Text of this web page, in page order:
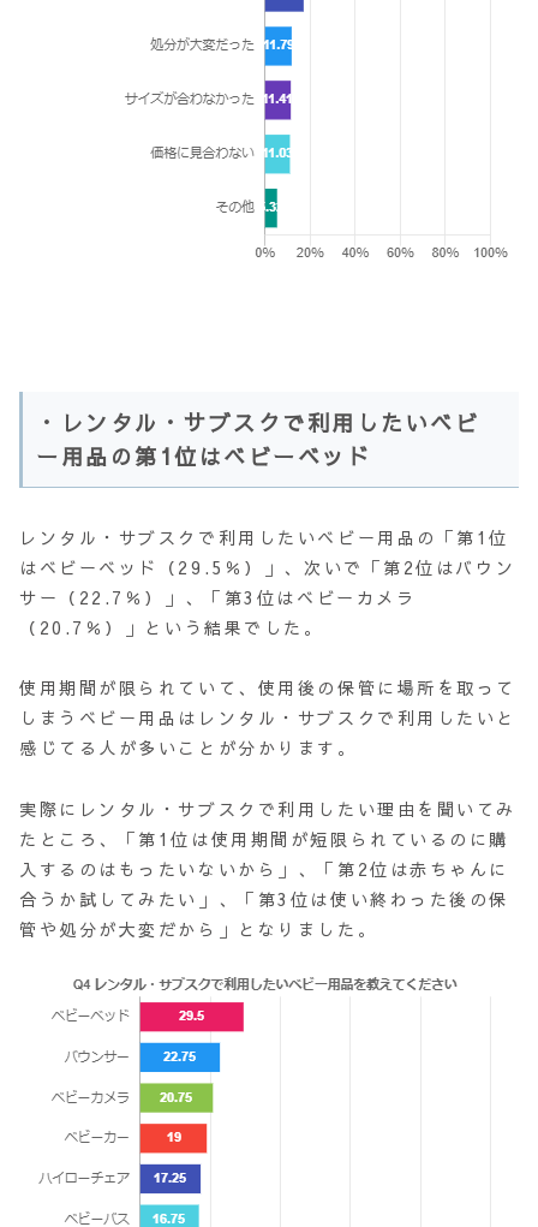
・レンタル・サブスクで利用したいベビ
ー用品の第1位はベビーベッド
レンタル・サブスクで利用したいベビー用品の「第1位
はベビーベッド（29.5％）」、次いで「第2位はバウン
サー（22.7％）」、「第3位はベビーカメラ
（20.7％）」という結果でした。
使用期間が限られていて、使用後の保管に場所を取って
しまうベビー用品はレンタル・サブスクで利用したいと
感じてる人が多いことが分かります。
実際にレンタル・サブスクで利用したい理由を聞いてみ
たところ、「第1位は使用期間が短限られているのに購
入するのはもったいないから」、「第2位は赤ちゃんに
合うか試してみたい」、「第3位は使い終わった後の保
管や処分が大変だから」となりました。